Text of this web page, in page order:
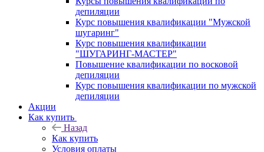
депиляции
Курс повышения квалификации "Мужской
шугаринг"
Курс повышения квалификации
"ШУГАРИНГ-МАСТЕР"
Повышение квалификации по восковой
депиляции
Курс повышения квалификации по мужской
депиляции
Акции
Как купить
Назад
Как купить
Условия оплаты